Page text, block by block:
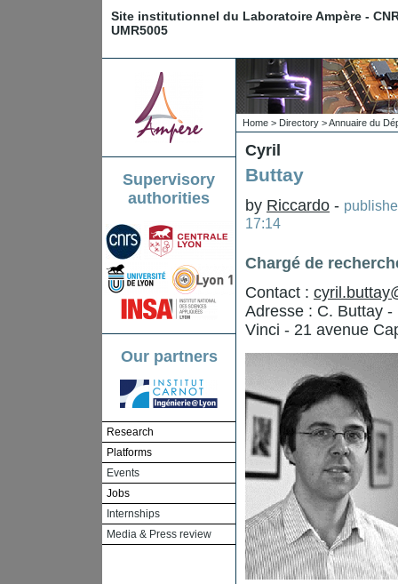
Site institutionnel du Laboratoire Ampère -
UMR5005
Supervisory
authorities
Our partners
Research
Platforms
Events
Jobs
Internships
Media & Press review
Home > Directory >Annuaire du
Cyril
Buttay
by Riccardo -
17:14
Chargé de
Contact :
Adresse : C. Buttay
Vinci - 21 avenue